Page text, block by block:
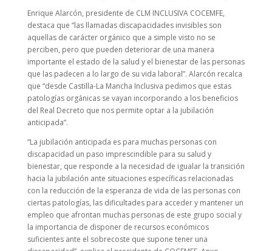
Enrique Alarcón, presidente de CLM INCLUSIVA COCEMFE,
destaca que “las llamadas discapacidades invisibles son
aquellas de carácter orgánico que a simple visto no se
perciben, pero que pueden deteriorar de una manera
importante el estado de la salud y el bienestar de las personas
que las padecen a lo largo de su vida laboral”. Alarcón recalca
que “desde Castilla-La Mancha Inclusiva pedimos que estas
patologías orgánicas se vayan incorporando a los beneficios
del Real Decreto que nos permite optar a la jubilación
anticipada”.
“La jubilación anticipada es para muchas personas con
discapacidad un paso imprescindible para su salud y
bienestar, que responde a la necesidad de igualar la transición
hacia la jubilación ante situaciones específicas relacionadas
con la reducción de la esperanza de vida de las personas con
ciertas patologías, las dificultades para acceder y mantener un
empleo que afrontan muchas personas de este grupo social y
la importancia de disponer de recursos económicos
suficientes ante el sobrecoste que supone tener una